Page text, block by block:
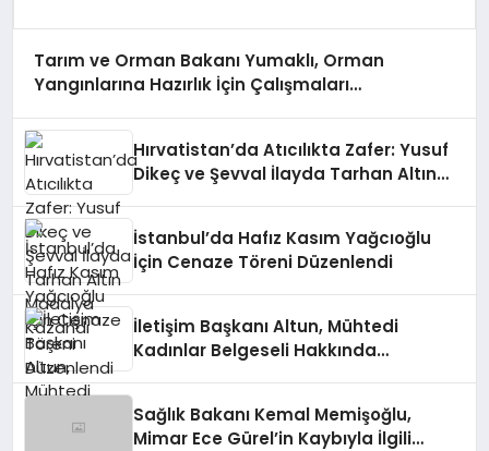
Tarım ve Orman Bakanı Yumaklı, Orman
Yangınlarına Hazırlık İçin Çalışmaları
Hırvatistan’da Atıcılıkta Zafer: Yusuf
Dikeç ve Şevval İlayda Tarhan Altın
İstanbul’da Hafız Kasım Yağcıoğlu
İçin Cenaze Töreni Düzenlendi
İletişim Başkanı Altun, Mühtedi
Kadınlar Belgeseli Hakkında
Sağlık Bakanı Kemal Memişoğlu,
Mimar Ece Gürel’in Kaybıyla İlgili